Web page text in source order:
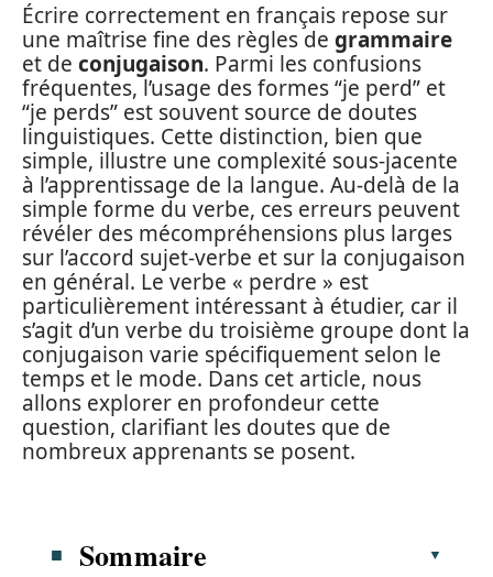
Écrire correctement en français repose sur
une maîtrise fine des règles de grammaire
et de conjugaison. Parmi les confusions
fréquentes, l’usage des formes “je perd” et
“je perds” est souvent source de doutes
linguistiques. Cette distinction, bien que
simple, illustre une complexité sous-jacente
à l’apprentissage de la langue. Au-delà de la
simple forme du verbe, ces erreurs peuvent
révéler des mécompréhensions plus larges
sur l’accord sujet-verbe et sur la conjugaison
en général. Le verbe « perdre » est
particulièrement intéressant à étudier, car il
s’agit d’un verbe du troisième groupe dont la
conjugaison varie spécifiquement selon le
temps et le mode. Dans cet article, nous
allons explorer en profondeur cette
question, clarifiant les doutes que de
nombreux apprenants se posent.
Sommaire